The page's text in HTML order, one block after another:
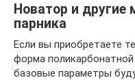
Новатор и другие
парника
Если вы приобретаете
форма
базовые параметры